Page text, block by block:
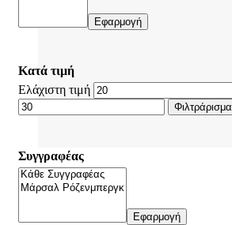
Εφαρμογή
Κατά τιμή
Ελάχιστη τιμή
Φιλτράρισμα
Συγγραφέας
Εφαρμογή